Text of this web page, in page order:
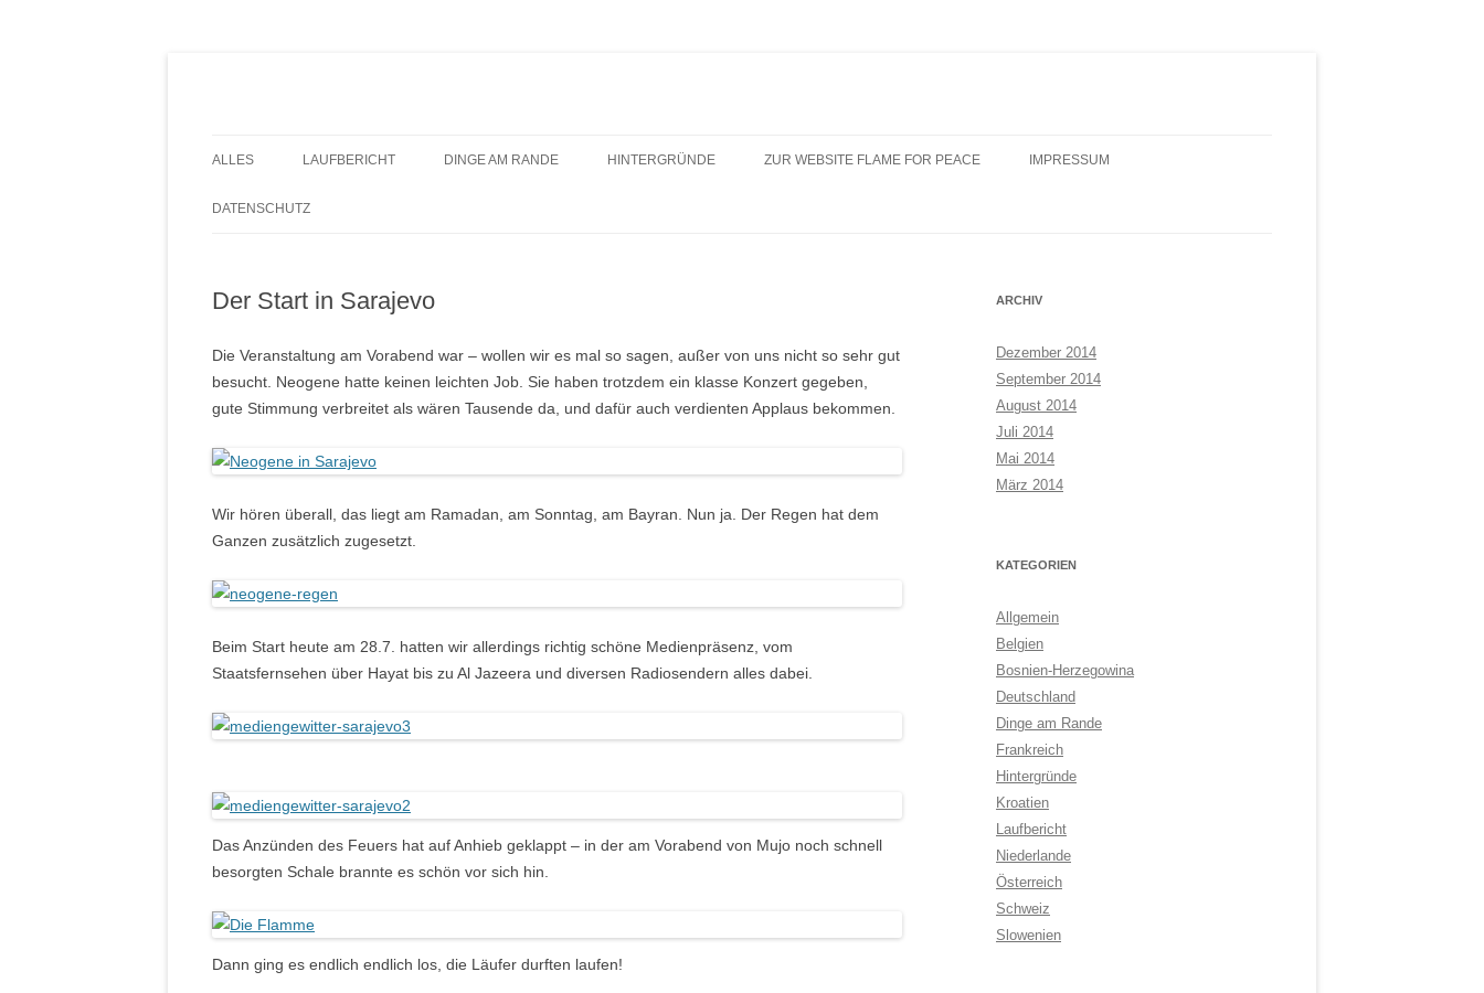
Inhalt
ALLES LAUFBERICHT DINGE AM RANDE HINTERGRÜNDE ZUR WEBSITE FLAME FOR PEACE IMPRESSUM
DATENSCHUTZ
Der Start in Sarajevo
Die Veranstaltung am Vorabend war – wollen wir es mal so sagen, außer von uns nicht so sehr gut
besucht. Neogene hatte keinen leichten Job. Sie haben trotzdem ein klasse Konzert gegeben,
gute Stimmung verbreitet als wären Tausende da, und dafür auch verdienten Applaus bekommen.
Wir hören überall, das liegt am Ramadan, am Sonntag, am Bayran. Nun ja. Der Regen hat dem
Ganzen zusätzlich zugesetzt.
Beim Start heute am 28.7. hatten wir allerdings richtig schöne Medienpräsenz, vom
Staatsfernsehen über Hayat bis zu Al Jazeera und diversen Radiosendern alles dabei.
Das Anzünden des Feuers hat auf Anhieb geklappt – in der am Vorabend von Mujo noch schnell
besorgten Schale brannte es schön vor sich hin.
Dann ging es endlich endlich los, die Läufer durften laufen!
ARCHIV
Dezember 2014
September 2014
August 2014
Juli 2014
Mai 2014
März 2014
KATEGORIEN
Allgemein
Belgien
Bosnien-Herzegowina
Deutschland
Dinge am Rande
Frankreich
Hintergründe
Kroatien
Laufbericht
Niederlande
Österreich
Schweiz
Slowenien